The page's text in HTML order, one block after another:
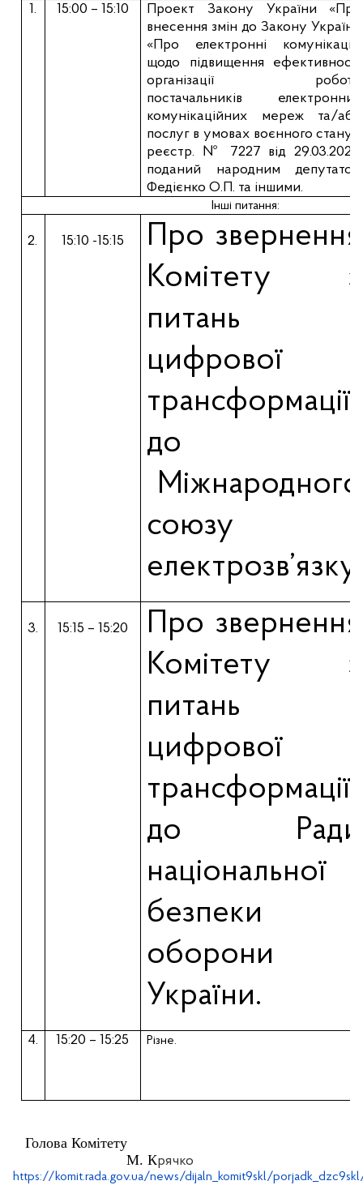
1.
15:00 – 15:10 Проект Закону України«Про
внесення змін до Закону України
«Про електронні комунікації»
щодо підвищення ефективності
організації роботи
постачальників електронних
комунікаційних мереж та/або
послуг в умовах воєнного стану»,
реєстр. № 7227 від 29.03.2022,
поданий народним депутатом
Федієнко О.П. та іншими.
Інші питання:
2. 15:10 -15:15
Про звернення
Комітету з
питань
цифрової
трансформації
до
Міжнародного
союзу
електрозв’язку.
3. 15:15 – 15:20
Про звернення
Комітету
з
питань
цифрової
трансформації
до Ради
національної
безпеки і
оборони
України.
4. 15:20 – 15:25 Різне.
Голова Комітету
М. Крячко
https://komit.rada.gov.ua/news/dijaln_komit9skl/